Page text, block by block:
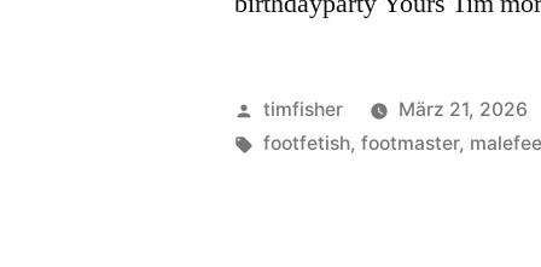
Veröffentlicht
von
timfisher März 21, 2026
Schlagwörter:
footfetish,footmaster,